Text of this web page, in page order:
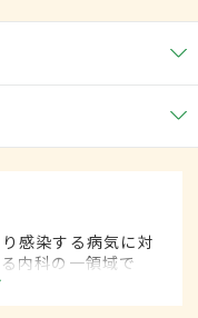
感染する病気に対
内科の一領域で
感染症科と呼ばれ